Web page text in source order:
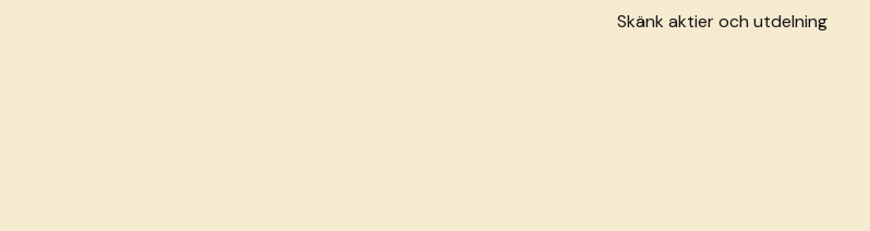
Skänk aktier och utdelning